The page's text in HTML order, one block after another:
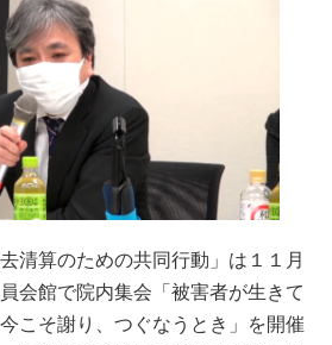
清算のための共同行動」は１１月
会館で院内集会「被害者が生きて
こそ謝り、つぐなうとき」を開催